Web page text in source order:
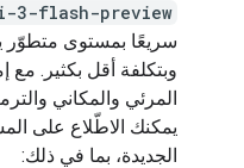
3-flash-preview
سريعًا بمستوى متطوّر
وبتكلفة أقل بكثير. مع
المرئي والمكاني
يمكنك الاطّلاع على
الجديدة، بما في ذلك: